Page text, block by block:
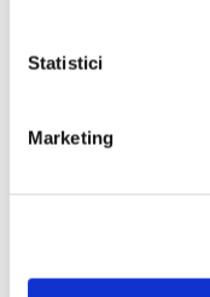
Statistici
Marketing
Martie 2024
Ianuarie 2024
Septembrie 2023